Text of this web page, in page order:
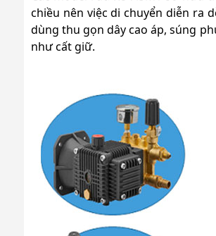
chiều nên việc di chuyển diễn ra
dùng thu gọn dây cao áp, súng
như cất giữ.